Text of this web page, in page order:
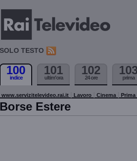
SOLO TESTO
100
indice
101
ultim'ora
102
24 ore prima
www.servizitelevideo.rai.it Lavoro Cinema Prima
Borse Estere